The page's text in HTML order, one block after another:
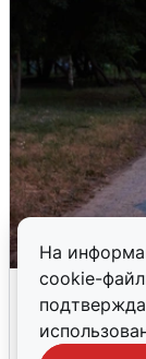
На
cookie-
воды в